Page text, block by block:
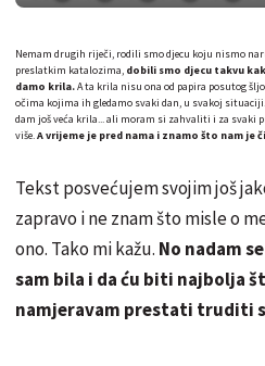
Nemam drugih riječi, rodili smo djecu koju nismo
preslatkim katalozima, dobili smo djecu takvu
damo krila.A ta krila nisu ona od papira posutog
očima kojima ih gledamo svaki dan, u svakoj
dam još veća krila... ali moram si zahvaliti i za svaki
više.A vrijeme je pred nama i znamo što nam
Tekst posvećujem svojim još
zapravo i ne znam što misle o
ono. Tako mi kažu. No nadam
sam bila i da ću biti najbolja
namjeravam prestati truditi